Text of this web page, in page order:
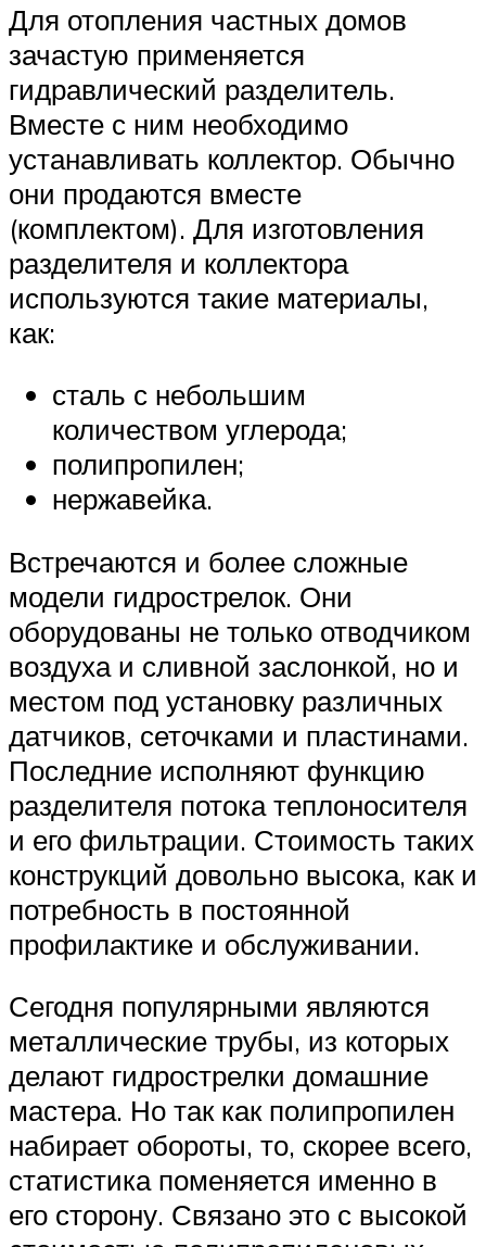
Для отопления частных домов
зачастую применяется
гидравлический разделитель.
Вместе с ним необходимо
устанавливать коллектор. Обычно
они продаются вместе
(комплектом). Для изготовления
разделителя и коллектора
используются такие материалы,
как:
сталь с небольшим
количеством углерода;
полипропилен;
нержавейка.
Встречаются и более сложные
модели гидрострелок. Они
оборудованы не только отводчиком
воздуха и сливной заслонкой, но и
местом под установку различных
датчиков, сеточками и пластинами.
Последние исполняют функцию
разделителя потока теплоносителя
и его фильтрации. Стоимость таких
конструкций довольно высока, как и
потребность в постоянной
профилактике и обслуживании.
Сегодня популярными являются
металлические трубы, из которых
делают гидрострелки домашние
мастера. Но так как полипропилен
набирает обороты, то, скорее всего,
статистика поменяется именно в
его сторону. Связано это с высокой